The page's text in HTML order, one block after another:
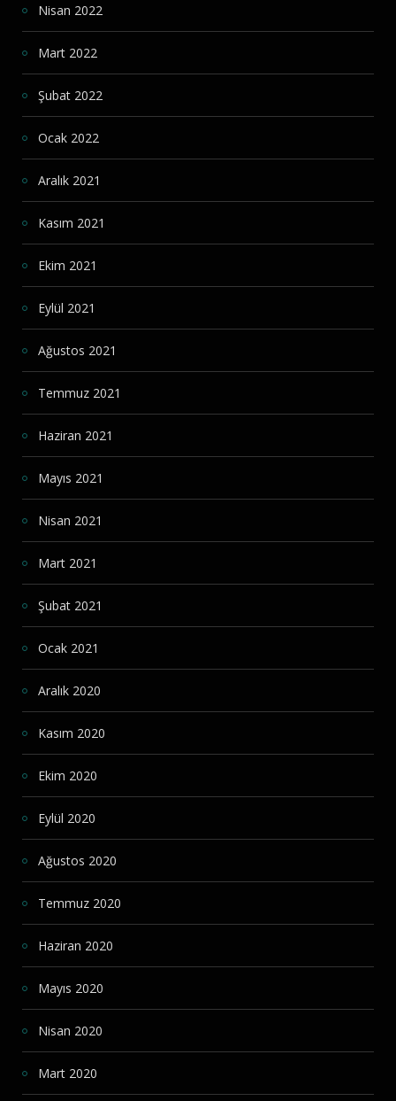
Nisan 2022
Mart 2022
Şubat 2022
Ocak 2022
Aralık 2021
Kasım 2021
Ekim 2021
Eylül 2021
Ağustos 2021
Temmuz 2021
Haziran 2021
Mayıs 2021
Nisan 2021
Mart 2021
Şubat 2021
Ocak 2021
Aralık 2020
Kasım 2020
Ekim 2020
Eylül 2020
Ağustos 2020
Temmuz 2020
Haziran 2020
Mayıs 2020
Nisan 2020
Mart 2020